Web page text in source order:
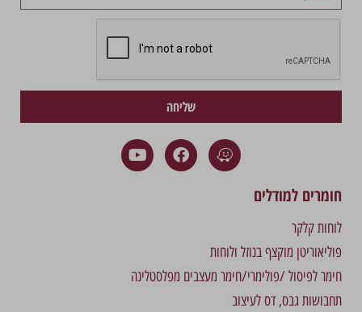
שליחה
חומרים למודלים
לוחות קלקר
פוליאוריטן מוקצף בנוזל ולוחות
חימר לפיסול /פולימרי/חימר מעצבים מפלסטלינה
תחבושות גבס, דס לעיצוב